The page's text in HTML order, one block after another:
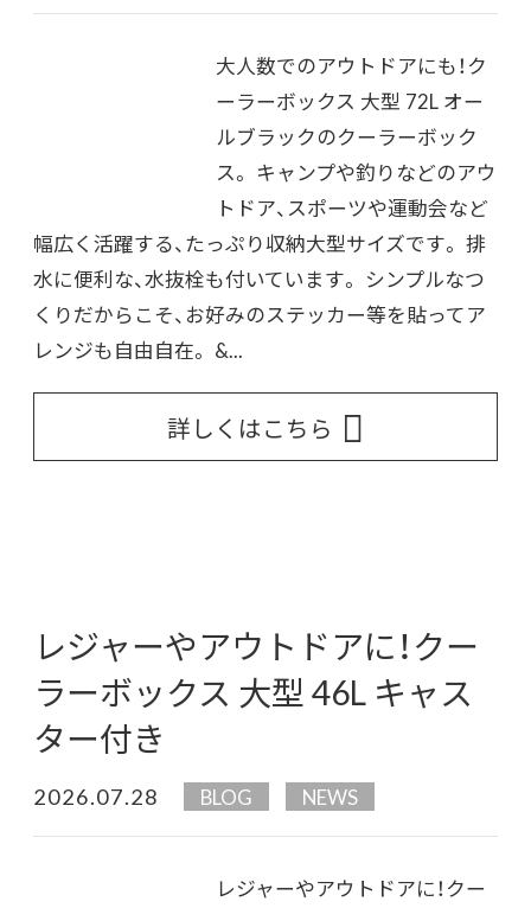
大人数でのアウトドアにも！ク
ーラーボックス 大型 72L オー
ルブラックのクーラーボック
ス。 キャンプや釣りなどのアウ
トドア、スポーツや運動会など
幅広く活躍する、たっぷり収納大型サイズです。 排
水に便利な、水抜栓も付いています。 シンプルなつ
くりだからこそ、お好みのステッカー等を貼ってア
レンジも自由自在。 &...
詳しくはこちら
レジャーやアウトドアに！クー
ラーボックス 大型 46L キャス
ター付き
2026.07.28 BLOG NEWS
レジャーやアウトドアに！クー